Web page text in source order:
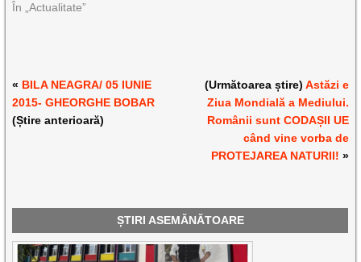
În „Actualitate”
« BILA NEAGRA/ 05 IUNIE
2015- GHEORGHE BOBAR
(Știre anterioară)
(Următoarea știre) Astăzi e
Ziua Mondială a Mediului.
Românii sunt CODAȘII UE
când vine vorba de
PROTEJAREA NATURII! »
ȘTIRI ASEMĂNĂTOARE